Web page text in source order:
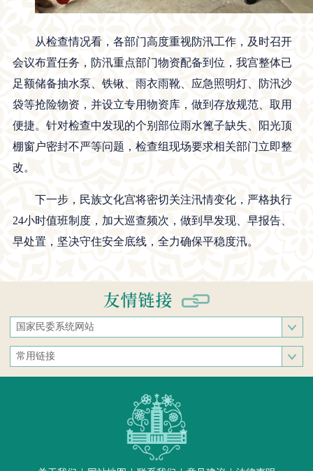
从检查情况看，各部门高度重视防汛工作，及时召开
会议布置任务，防汛重点部门物资配备到位，我宫整体已
足额储备抽水泵、铁锹、雨衣雨靴、应急照明灯、防汛沙
袋等抢险物资，并设立专用物资库，做到存放规范、取用
便捷。针对检查中发现的个别部位雨水篦子缺失、阳光顶
棚窗户密封不严等问题，检查组现场要求相关部门立即整
改。
下一步，民族文化宫将密切关注汛情变化，严格执行
24小时值班制度，加大巡查频次，做到早发现、早报告、
早处置，坚决守住安全底线，全力确保平稳度汛。
国家民委系统网站
国家民族事务委员会
中央民族大学
常用链接
中央统战部